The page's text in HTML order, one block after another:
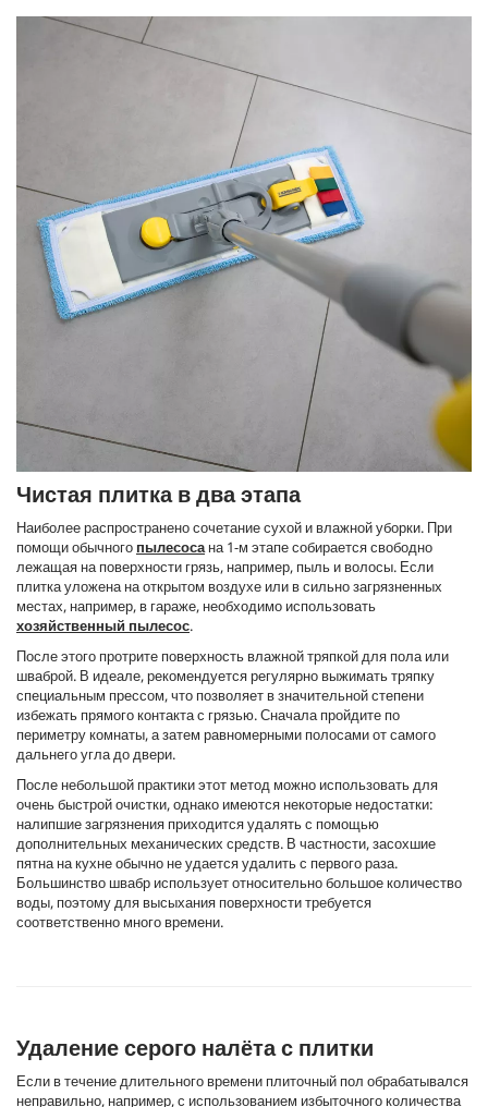
Чистая плитка в два этапа
Наиболее распространено сочетание сухой и влажной уборки. При
помощи обычного пылесосана 1-м этапе собирается свободно
лежащая на поверхности грязь, например, пыль и волосы. Если
плитка уложена на открытом воздухе или в сильно загрязненных
местах, например, в гараже, необходимо использовать
хозяйственный пылесос.
После этого протрите поверхность влажной тряпкой для пола или
шваброй. В идеале, рекомендуется регулярно выжимать тряпку
специальным прессом, что позволяет в значительной степени
избежать прямого контакта с грязью. Сначала пройдите по
периметру комнаты, а затем равномерными полосами от самого
дальнего угла до двери.
После небольшой практики этот метод можно использовать для
очень быстрой очистки, однако имеются некоторые недостатки:
налипшие загрязнения приходится удалять с помощью
дополнительных механических средств. В частности, засохшие
пятна на кухне обычно не удается удалить с первого раза.
Большинство швабр использует относительно большое количество
воды, поэтому для высыхания поверхности требуется
соответственно много времени.
Удаление серого налёта с плитки
Если в течение длительного времени плиточный пол обрабатывался
неправильно, например, с использованием избыточного количества